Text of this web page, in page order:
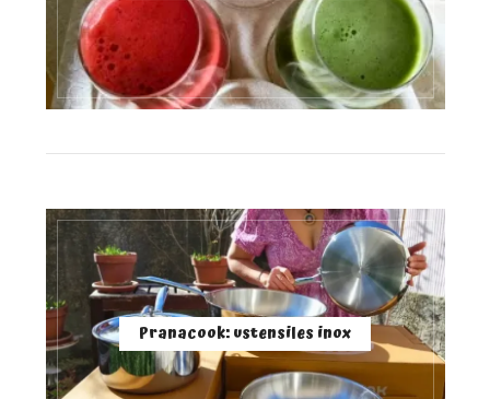
Pranacook: ustensiles inox